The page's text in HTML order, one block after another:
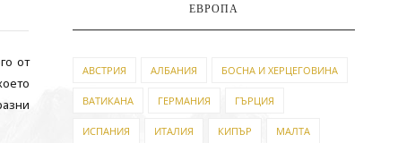
от
ЕВРОПА
АВСТРИЯ АЛБАНИЯ БОСНА И ХЕРЦЕГОВИНА
ВАТИКАНА ГЕРМАНИЯ ГЪРЦИЯ
ИСПАНИЯ ИТАЛИЯ КИПЪР МАЛТА